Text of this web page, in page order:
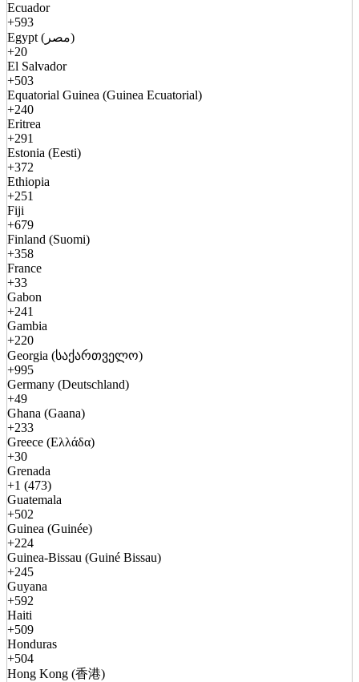
Ecuador
+593
Egypt (مصر)
+20
El Salvador
+503
Equatorial Guinea (Guinea Ecuatorial)
+240
Eritrea
+291
Estonia (Eesti)
+372
Ethiopia
+251
Fiji
+679
Finland (Suomi)
+358
France
+33
Gabon
+241
Gambia
+220
Georgia (საქართველო)
+995
Germany (Deutschland)
+49
Ghana (Gaana)
+233
Greece (Ελλάδα)
+30
Grenada
+1 (473)
Guatemala
+502
Guinea (Guinée)
+224
Guinea-Bissau (Guiné Bissau)
+245
Guyana
+592
Haiti
+509
Honduras
+504
Hong Kong (香港)